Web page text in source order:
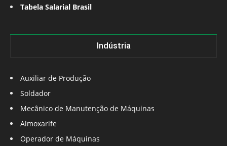
Tabela Salarial Brasil
Indústria
Auxiliar de Produção
Soldador
Mecânico de Manutenção de Máquinas
Almoxarife
Operador de Máquinas